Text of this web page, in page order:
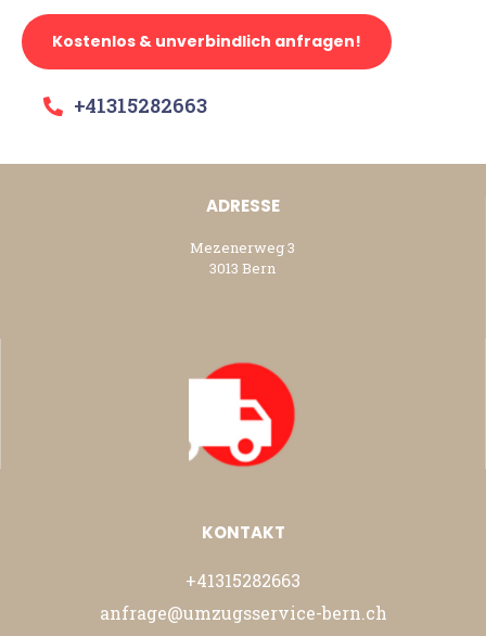
Kostenlos & unverbindlich anfragen!
+41315282663
ADRESSE
Mezenerweg 3
3013 Bern
KONTAKT
+41315282663
anfrage@umzugsservice-bern.ch